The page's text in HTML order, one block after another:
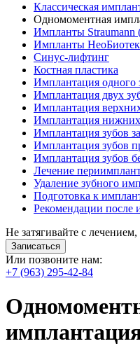
Классическая
Одномоментная
Импланты
Импланты
Синус-лифтинг
Костная пластика
Имплантация одного
Имплантация двух
Имплантация
Имплантация нижних
Имплантация зубов
Имплантация зубов
Имплантация зубов
Лечение
Удаление зубного
Подготовка к
Рекомендации после
Не затягивайте с
Записаться
Или позвоните нам:
+7 (963) 295-42-84